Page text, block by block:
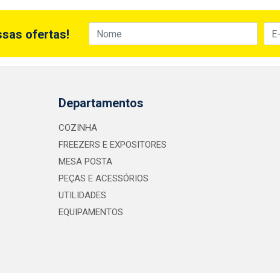
ofertas!
Departamentos
COZINHA
FREEZERS E EXPOSITORES
MESA POSTA
PEÇAS E ACESSÓRIOS
UTILIDADES
EQUIPAMENTOS